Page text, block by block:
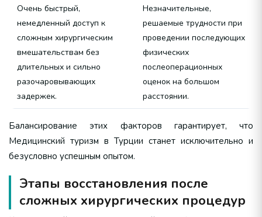
Очень быстрый,
немедленный доступ к
сложным хирургическим
вмешательствам без
длительных и сильно
разочаровывающих
задержек.
Незначительные,
решаемые трудности при
проведении последующих
физических
послеоперационных
оценок на большом
расстоянии.
Балансирование этих факторов гарантирует, что
Медицинский туризм в Турции станет исключительно и
безусловно успешным опытом.
Этапы восстановления после
сложных хирургических процедур